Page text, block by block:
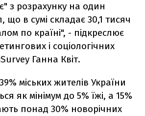
з розрахунку на один
що в сумі складає 30,1 тисяч
по країні", - підкреслює
і соціологічних
Ганна Квіт.
міських жителів України
як мінімум до 5% їжі, а 15%
понад 30% новорічних